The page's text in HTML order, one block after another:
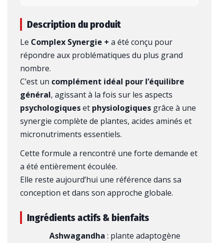
Description du produit
Le Complex Synergie + a été conçu pour
répondre aux problématiques du plus grand
nombre.
C’est un complément idéal pour l’équilibre
général, agissant à la fois sur les aspects
psychologiqueset physiologiques grâce à une
synergie complète de plantes, acides aminés et
micronutriments essentiels.
Cette formule a rencontré une forte demande et
a été entièrement écoulée.
Elle reste aujourd’hui une référence dans sa
conception et dans son approche globale.
Ingrédients actifs & bienfaits
Ashwagandha : plante adaptogène